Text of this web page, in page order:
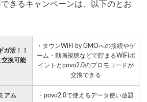
きるキャンペーンは、以下のとお
ガ活！！
換可能
・タウンWiFi by GMOへの接続やゲ
ーム・動画視聴などで貯まるWiFiポ
イントとpovo2.0のプロモコードが
交換できる
アム
・povo2.0で使えるデータ使い放題